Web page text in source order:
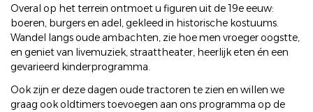
Overal op het terrein ontmoet u figuren uit de 19e eeuw:
boeren, burgers en adel, gekleed in historische kostuums.
Wandel langs oude ambachten, zie hoe men vroeger oogstte,
en geniet van livemuziek, straattheater, heerlijk eten én een
gevarieerd kinderprogramma.
Ook zijn er deze dagen oude tractoren te zien en willen we
graag ook oldtimers toevoegen aan ons programma op de